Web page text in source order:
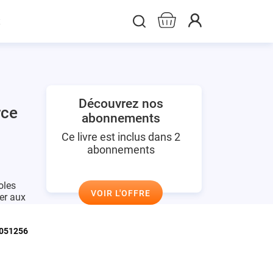
aux
Découvrez nos
abonnements
Ce livre est inclus dans 2
abonnements
VOIR L'OFFRE